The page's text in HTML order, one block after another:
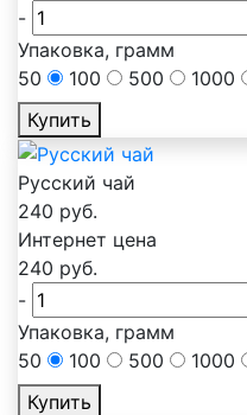
-
Упаковка, грамм
50
100 500
1000
Купить
Русский чай
240 руб.
Интернет цена
240 руб.
-
Упаковка, грамм
50
100 500
1000
Купить